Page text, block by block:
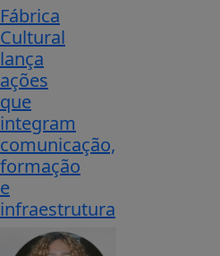
Fábrica
Cultural
lança
ações
que
integram
comunicação,
formação
e
infraestrutura